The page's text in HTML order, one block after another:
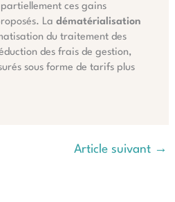
ces gains
La dématérialisation
du traitement des
des frais de gestion,
sous forme de tarifs plus
Article suivant →